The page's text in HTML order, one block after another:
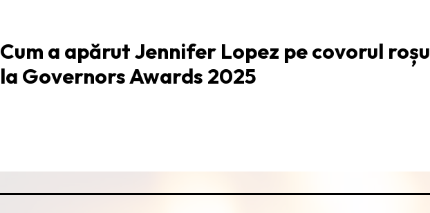
Cum a apărut Jennifer Lopez pe covorul roșu
la Governors Awards 2025